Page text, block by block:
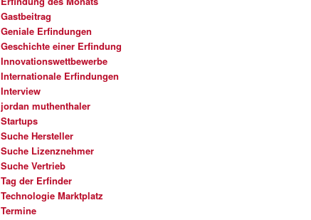
Gastbeitrag
Geniale Erfindungen
Geschichte einer Erfindung
Innovationswettbewerbe
Internationale Erfindungen
Interview
jordan muthenthaler
Startups
Suche Hersteller
Suche Lizenznehmer
Suche Vertrieb
Tag der Erfinder
Technologie Marktplatz
Termine